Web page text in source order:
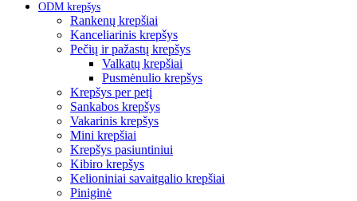
ODM krepšys
Rankenų krepšiai
Kanceliarinis krepšys
Pečių ir pažastų krepšys
Valkatų krepšiai
Pusmėnulio krepšys
Krepšys per petį
Sankabos krepšys
Vakarinis krepšys
Mini krepšiai
Krepšys pasiuntiniui
Kibiro krepšys
Kelioniniai savaitgalio krepšiai
Piniginė